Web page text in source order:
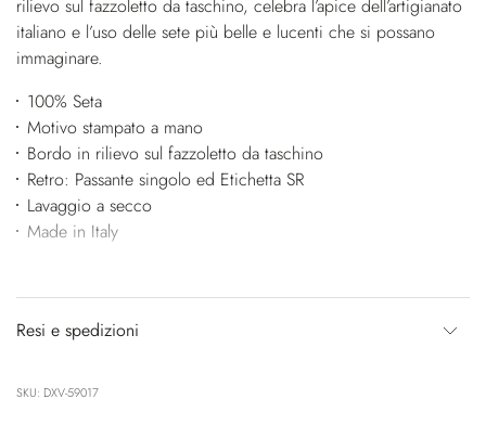
rilievo sul fazzoletto da taschino, celebra l’apice dell’artigianato
italiano e l’uso delle sete più belle e lucenti che si possano
immaginare.
100% Seta
Motivo stampato a mano
Bordo in rilievo sul fazzoletto da taschino
Retro: Passante singolo ed Etichetta SR
Lavaggio a secco
Made in Italy
Resi e spedizioni
SKU: DXV-59017